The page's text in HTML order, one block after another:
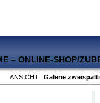
ANSICHT: Galerie